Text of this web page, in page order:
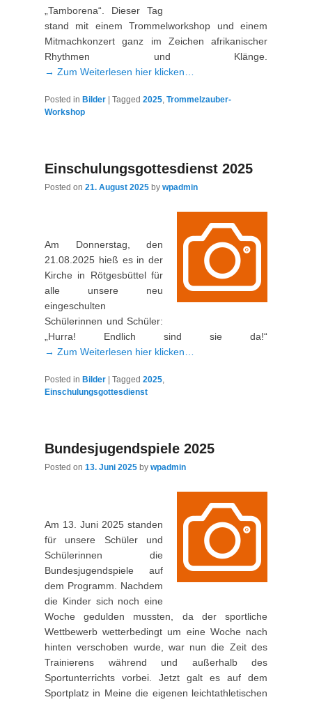
„Tamborena“. Dieser Tag
stand mit einem Trommelworkshop und einem
Mitmachkonzert ganz im Zeichen afrikanischer
Rhythmen und Klänge.
→ Zum Weiterlesen hier klicken…
Posted in Bilder Tagged 2025, Trommelzauber-
Workshop
Einschulungsgottesdienst 2025
Posted on 21. August 2025 by wpadmin
Am Donnerstag, den
21.08.2025 hieß es in der
Kirche in Rötgesbüttel für
alle unsere neu
eingeschulten
Schülerinnen und Schüler:
„Hurra! Endlich sind sie da!“
→ Zum Weiterlesen hier klicken…
Posted in Bilder Tagged 2025,
Einschulungsgottesdienst
Bundesjugendspiele 2025
Posted on 13. Juni 2025 by wpadmin
Am 13. Juni 2025 standen
für unsere Schüler und
Schülerinnen die
Bundesjugendspiele auf
dem Programm. Nachdem
die Kinder sich noch eine
Woche gedulden mussten, da der sportliche
Wettbewerb wetterbedingt um eine Woche nach
hinten verschoben wurde, war nun die Zeit des
Trainierens während und außerhalb des
Sportunterrichts vorbei. Jetzt galt es auf dem
Sportplatz in Meine die eigenen leichtathletischen